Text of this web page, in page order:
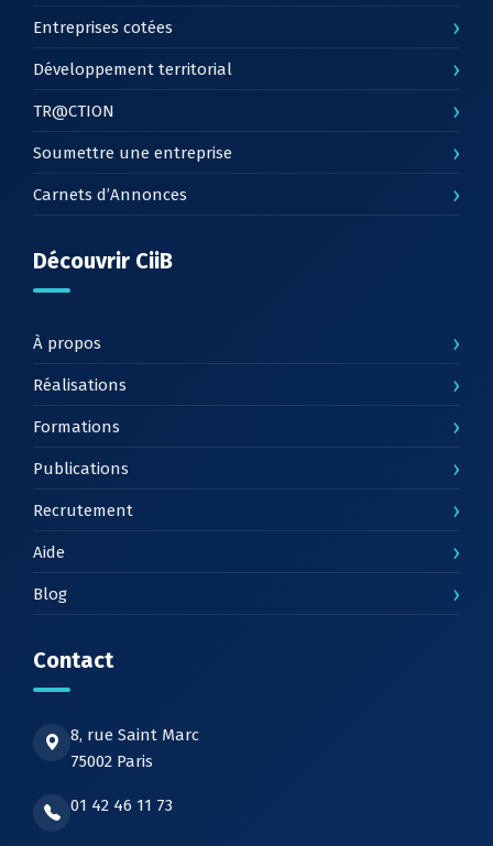
Entreprises cotées ›
Développement territorial ›
TR@CTION ›
Soumettre une entreprise ›
Carnets d’Annonces ›
Découvrir CiiB
À propos ›
Réalisations ›
Formations ›
Publications ›
Recrutement ›
Aide ›
Blog ›
Contact
8, rue Saint Marc
75002 Paris
01 42 46 11 73